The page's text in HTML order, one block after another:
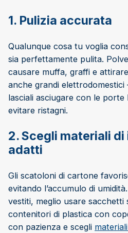
1. Pulizia accurata
Qualunque cosa tu voglia
sia perfettamente pulita.
causare muffa, graffi e
anche grandi
lasciali asciugare con le
evitare ristagni.
2. Scegli materiali
adatti
Gli scatoloni di cartone
evitando l’accumulo di
vestiti, meglio usare
contenitori di plastica con
con pazienza e scegli